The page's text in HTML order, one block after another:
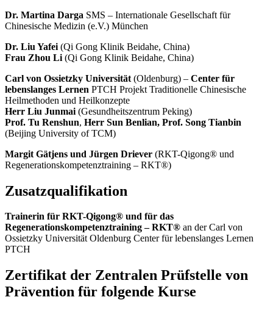
Dr. Martina Darga SMS – Internationale Gesellschaft für
Chinesische Medizin (e.V.) München
Dr. Liu Yafei (Qi Gong Klinik Beidahe, China)
Frau Zhou Li (Qi Gong Klinik Beidahe, China)
Carl von Ossietzky Universität (Oldenburg) – Center für
lebenslanges Lernen PTCH Projekt Traditionelle Chinesische
Heilmethoden und Heilkonzepte
Herr Liu Junmai (Gesundheitszentrum Peking)
Prof. Tu Renshun, Herr Sun Benlian, Prof. Song Tianbin
(Beijing University of TCM)
Margit Gätjens und Jürgen Driever (RKT-Qigong® und
Regenerationskompetenztraining – RKT®)
Zusatzqualifikation
Trainerin für RKT-Qigong® und für das
Regenerationskompetenztraining – RKT® an der Carl von
Ossietzky Universität Oldenburg Center für lebenslanges Lernen
PTCH
Zertifikat der Zentralen Prüfstelle von
Prävention für folgende Kurse